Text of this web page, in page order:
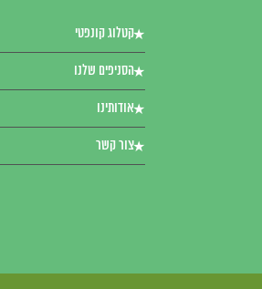
קטלוג קונפטי
הסניפים שלנו
אודותינו
צור קשר